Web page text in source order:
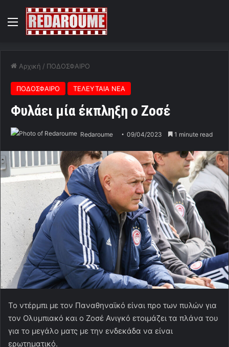
Menu
Αρχική / ΠΟΔΟΣΦΑΙΡΟ
ΠΟΔΟΣΦΑΙΡΟ ΤΕΛΕΥΤΑΙΑ ΝΕΑ
Φυλάει μία έκπληξη ο Ζοσέ
Redaroume 09/04/2023 1 minute read
Το ντέρμπι με τον Παναθηναϊκό είναι προ των πυλών για
τον Ολυμπιακό και ο Ζοσέ Ανιγκό ετοιμάζει τα πλάνα του
για το μεγάλο ματς με την ενδεκάδα να είναι
ερωτηματικό.